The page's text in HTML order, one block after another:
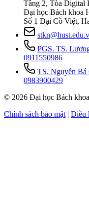
Tầng 2, Tòa Digital
Đại học Bách khoa
Số 1 Đại Cồ Việt,
PGS. TS.
0911550986
TS. Nguyễn Bá
0983900429
© 2026 Đại học Bách
Chính sách bảo mật | Điều